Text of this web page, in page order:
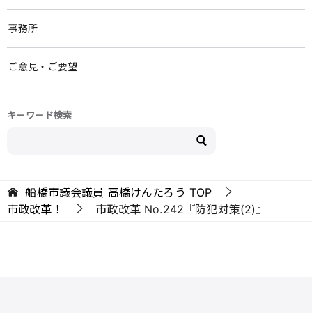
事務所
ご意見・ご要望
キーワード検索
船橋市議会議員 高橋けんたろう TOP
市政改革！
市政改革 No.242『防犯対策(2)』